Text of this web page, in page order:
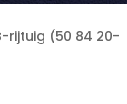
rijtuig (50 84 20-